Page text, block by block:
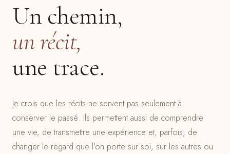
Un chemin,
un récit,
une trace.
Je crois que les récits ne servent pas seulement à
conserver le passé. Ils permettent aussi de comprendre
une vie, de transmettre une expérience et, parfois, de
changer le regard que l'on porte sur soi, sur les autres ou